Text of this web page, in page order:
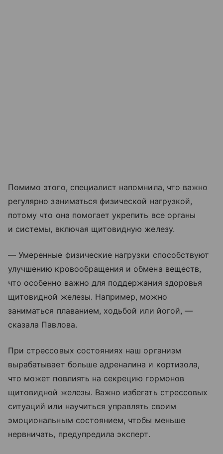
Помимо этого, специалист напомнила, что важно
регулярно заниматься физической нагрузкой,
потому что она помогает укрепить все органы
и системы, включая щитовидную железу.
— Умеренные физические нагрузки способствуют
улучшению кровообращения и обмена веществ,
что особенно важно для поддержания здоровья
щитовидной железы. Например, можно
заниматься плаванием, ходьбой или йогой, —
сказала Павлова.
При стрессовых состояниях наш организм
вырабатывает больше адреналина и кортизола,
что может повлиять на секрецию гормонов
щитовидной железы. Важно избегать стрессовых
ситуаций или научиться управлять своим
эмоциональным состоянием, чтобы меньше
нервничать, предупредила эксперт.